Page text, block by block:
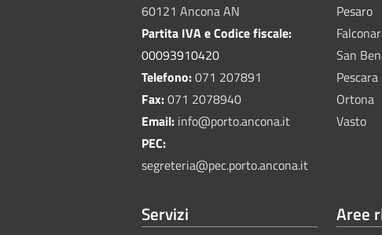
60121 Ancona AN
Partita IVA e Codice fiscale:
00093910420
Telefono:071 207891
Fax:071 2078940
Email: info@porto.ancona.it
PEC:
segreteria@pec.porto.ancona.it
Pesaro
San
Pescara
Ortona
Vasto
Servizi Aree